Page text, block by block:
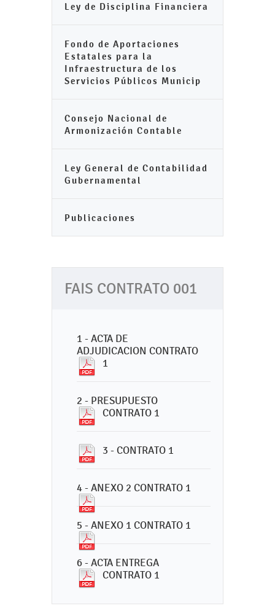
Ley de Disciplina Financiera
Fondo de Aportaciones
Estatales para la
Infraestructura de los
Servicios Públicos Municip
Consejo Nacional de
Armonización Contable
Ley General de Contabilidad
Gubernamental
Publicaciones
FAIS CONTRATO 001
1 - ACTA DE
ADJUDICACION CONTRATO
1
2 - PRESUPUESTO
CONTRATO 1
3 - CONTRATO 1
4 - ANEXO 2 CONTRATO 1
5 - ANEXO 1 CONTRATO 1
6 - ACTA ENTREGA
CONTRATO 1